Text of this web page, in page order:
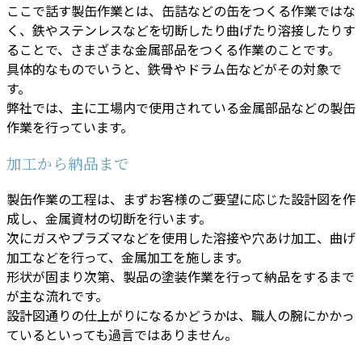
ここで話す製缶作業とは、缶詰などの缶をつくる作業ではな
く、鉄やステンレスなどを切断したり曲げたり溶接したりす
ることで、さまざまな金属部品をつくる作業のことです。
具体的なものでいうと、鉄骨やドラム缶などがその対象で
す。
弊社では、主に工場内で使用されている金属部品などの製缶
作業を行っています。
加工から納品まで
製缶作業の工程は、まずお客様のご要望に応じた設計図を作
成し、金属資材の切断を行います。
次にガスやプラズマなどを使用した溶接や穴あけ加工、曲げ
加工などを行って、金属加工を施します。
形状が固まり次第、製品の塗装作業を行って納品をするまで
が主な流れです。
設計図通りの仕上がりになるかどうかは、職人の腕にかかっ
ているといっても過言ではありません。